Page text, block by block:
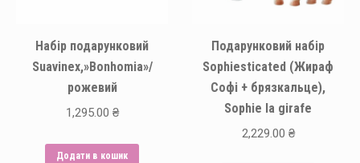
Набір подарунковий
Suavinex,»Bonhomia»/
рожевий
1,295.00 ₴
Додати в кошик
Подарунковий набір
Sophiesticated (Жираф
Софі + брязкальце),
Sophie la girafe
2,229.00 ₴